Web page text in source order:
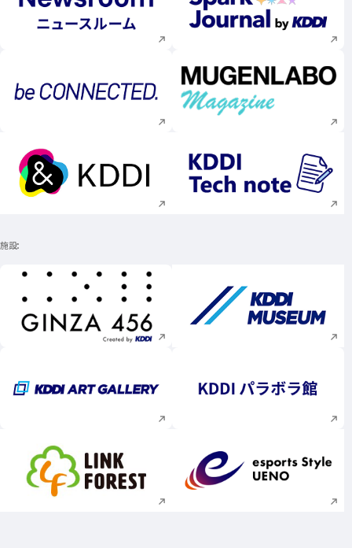
新規ウィンドウで開く 新規ウィンドウで
新規ウィンドウで開く 新規ウィンドウで
新規ウィンドウで開く 新規ウィンドウで
施設
新規ウィンドウで開く 新規ウィンドウで
新規ウィンドウで開く 新規ウィンドウで
新規ウィンドウで開く 新規ウィンドウで